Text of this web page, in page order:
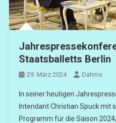
Staatsballetts Berlin
29. März 2024 Dahms
In seiner heutigen
Intendant Christian Spuck mit
Programm für die Saison